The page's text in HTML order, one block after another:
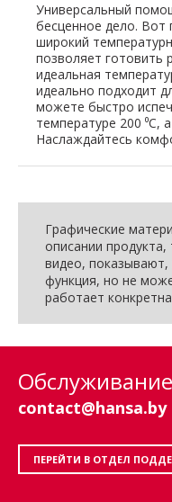
Универсальный
бесценное дело.
широкий
позволяет готовить
идеальная
идеально подходит
можете быстро
температуре 200 ⁰C,
Наслаждайтесь
Графические
описании
видео, показывают,
функция, но не
работает
contact@hansa.by
ПЕРЕЙТИ В ОТДЕЛ